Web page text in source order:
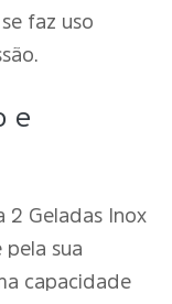
faz uso
e
2 Geladas Inox
sua
capacidade